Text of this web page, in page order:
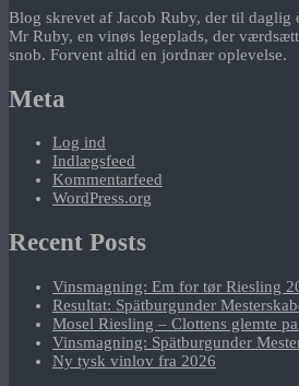
Blog skrevet af Jacob Ruby, der til daglig
Mr Ruby, en vinøs legeplads, der
snob. Forvent altid en jordnær oplevelse.
Meta
Log ind
Indlægsfeed
Kommentarfeed
WordPress.org
Recent Posts
Vinsmagning: Em for tør Riesling
Resultat: Spätburgunder
Mosel Riesling – Clottens glemte
Vinsmagning: Spätburgunder
Ny tysk vinlov fra 2026